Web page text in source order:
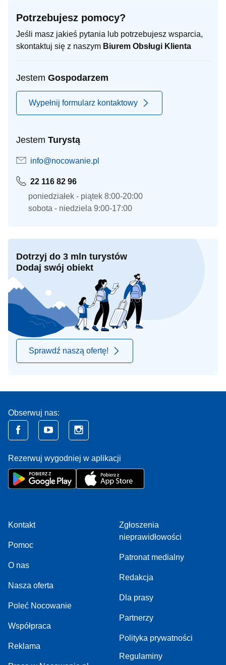
Potrzebujesz pomocy?
Jeśli masz jakieś pytania lub potrzebujesz wsparcia,
skontaktuj się z naszym Biurem Obsługi Klienta
Jestem Gospodarzem
Wypełnij formularz kontaktowy
Jestem Turystą
info@nocowanie.pl
22 116 82 96
poniedziałek - piątek 8:00-20:00
sobota - niedziela 9:00-17:00
Dotrzyj do 3 mln turystów
Dodaj swój obiekt
Sprawdź naszą ofertę!
Obserwuj nas:
Rezerwuj wygodniej w aplikacji
Kontakt
Pomoc
O nas
Nasza oferta
Poleć Nocowanie
Współpraca
Reklama
Zgłoszenia
nieprawidłowości
Patronat medialny
Redakcja
Dla prasy
Partnerzy
Polityka prywatności
Regulaminy